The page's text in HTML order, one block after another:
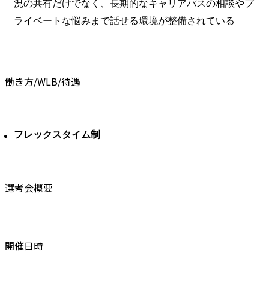
況の共有だけでなく、長期的なキャリアパスの相談やプ
ライベートな悩みまで話せる環境が整備されている
働き方/WLB/待遇
フレックスタイム制
選考会概要
開催日時